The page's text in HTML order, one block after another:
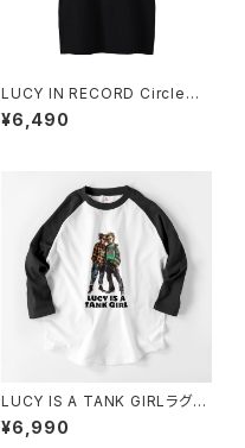
LUCY IN RECORD Circleロ
ゴ Tシャツ_Blueblood 1014-
230221291
¥6,490
LUCY IS A TANK GIRLラグラ
ンTシャツ 1014-230221138
¥6,990